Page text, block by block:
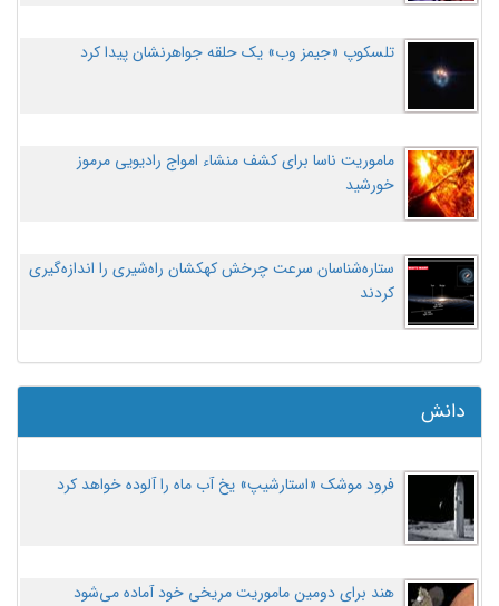
تلسکوپ «جیمز وب» یک حلقه جواهرنشان پیدا کرد
ماموریت ناسا برای کشف منشاء امواج رادیویی مرموز
خورشید
ستاره‌شناسان سرعت چرخش کهکشان راه‌شیری را اندازه‌گیری
کردند
دانش
فرود موشک «استارشیپ» یخ آب ماه را آلوده خواهد کرد
هند برای دومین ماموریت مریخی خود آماده می‌شود